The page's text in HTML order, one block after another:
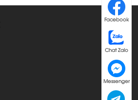
Facebook
Chat Zalo
Messenger